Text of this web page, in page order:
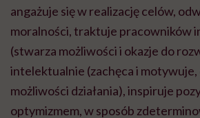
angażuje się w realizację celów,
moralności, traktuje pracowników
(stwarza możliwości i okazje do
intelektualnie (zachęca i motywuje,
możliwości działania), inspiruje
optymizmem, w sposób